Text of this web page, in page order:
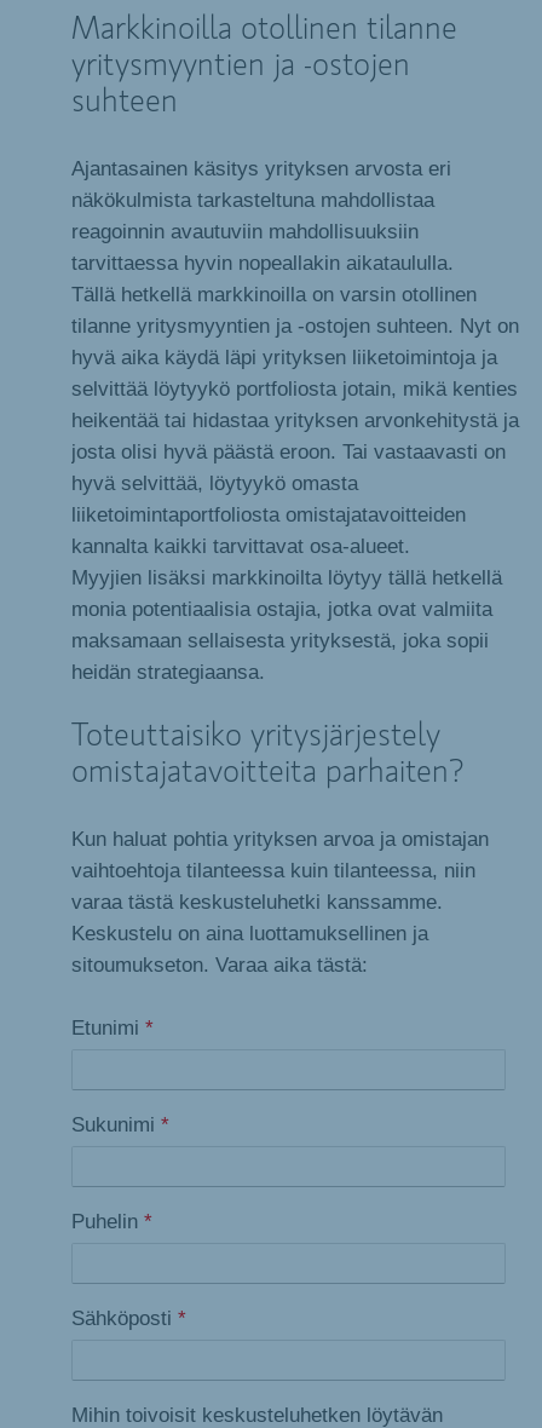
Markkinoilla otollinen tilanne
yritysmyyntien ja -ostojen
suhteen
Ajantasainen käsitys yrityksen arvosta eri
näkökulmista tarkasteltuna mahdollistaa
reagoinnin avautuviin mahdollisuuksiin
tarvittaessa hyvin nopeallakin aikataululla.
Tällä hetkellä markkinoilla on varsin otollinen
tilanne yritysmyyntien ja -ostojen suhteen. Nyt on
hyvä aika käydä läpi yrityksen liiketoimintoja ja
selvittää löytyykö portfoliosta jotain, mikä kenties
heikentää tai hidastaa yrityksen arvonkehitystä ja
josta olisi hyvä päästä eroon. Tai vastaavasti on
hyvä selvittää, löytyykö omasta
liiketoimintaportfoliosta omistajatavoitteiden
kannalta kaikki tarvittavat osa-alueet.
Myyjien lisäksi markkinoilta löytyy tällä hetkellä
monia potentiaalisia ostajia, jotka ovat valmiita
maksamaan sellaisesta yrityksestä, joka sopii
heidän strategiaansa.
Toteuttaisiko yritysjärjestely
omistajatavoitteita parhaiten?
Kun haluat pohtia yrityksen arvoa ja omistajan
vaihtoehtoja tilanteessa kuin tilanteessa, niin
varaa tästä keskusteluhetki kanssamme.
Keskustelu on aina luottamuksellinen ja
sitoumukseton. Varaa aika tästä:
Etunimi *
Sukunimi *
Puhelin *
Sähköposti *
Mihin toivoisit keskusteluhetken löytävän